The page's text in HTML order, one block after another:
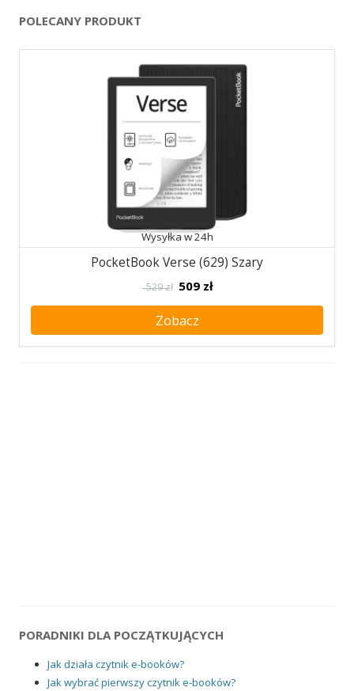
POLECANY PRODUKT
Wysyłka w 24h
PocketBook Verse (629) Szary
529 zł 509 zł
Zobacz
PORADNIKI DLA POCZĄTKUJĄCYCH
Jak działa czytnik e-booków?
Jak wybrać pierwszy czytnik e-booków?